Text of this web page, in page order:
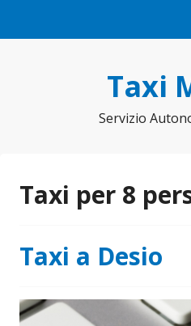
Taxi
Servizio
Taxi per 8
Taxi a Desio